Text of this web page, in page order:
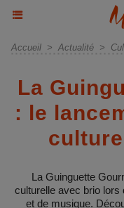
Accueil > Actualité >
La
: le
La Guinguette
culturelle avec brio lors
et de musique.